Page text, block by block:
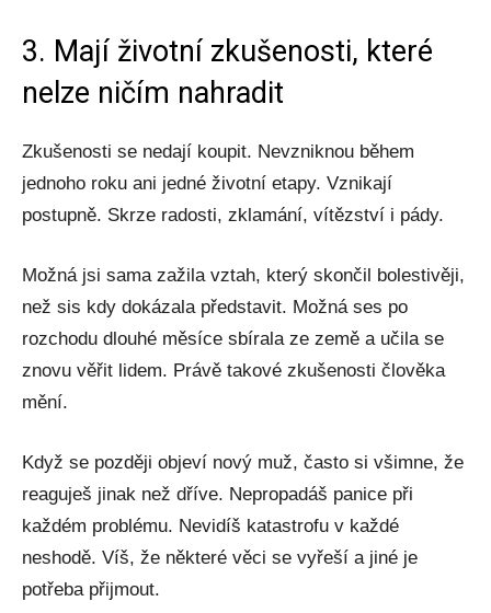
3. Mají životní zkušenosti, které
nelze ničím nahradit
Zkušenosti se nedají koupit. Nevzniknou během
jednoho roku ani jedné životní etapy. Vznikají
postupně. Skrze radosti, zklamání, vítězství i pády.
Možná jsi sama zažila vztah, který skončil bolestivěji,
než sis kdy dokázala představit. Možná ses po
rozchodu dlouhé měsíce sbírala ze země a učila se
znovu věřit lidem. Právě takové zkušenosti člověka
mění.
Když se později objeví nový muž, často si všimne, že
reaguješ jinak než dříve. Nepropadáš panice při
každém problému. Nevidíš katastrofu v každé
neshodě. Víš, že některé věci se vyřeší a jiné je
potřeba přijmout.